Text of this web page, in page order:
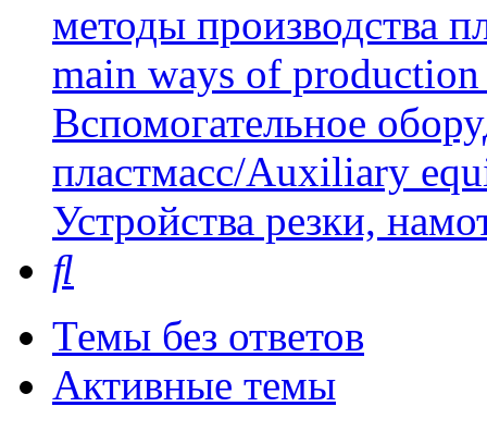
методы производства
main ways of
Вспомогательное
пластмасс/Auxiliary
Устройства резки,
Темы без ответов
Активные темы